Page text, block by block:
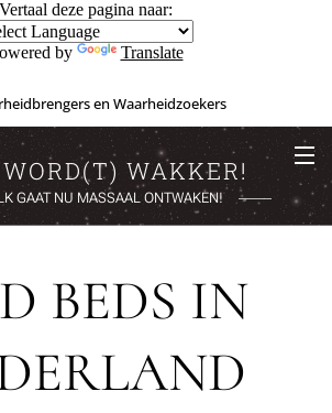
Vertaal deze pagina naar:
by Translate
en Waarheidzoekers
WAKKER!
GAAT NU MASSAAL ONTWAKEN!
BEDS IN